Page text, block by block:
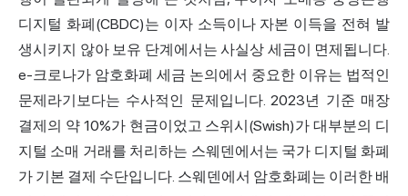
디지털 화폐(CBDC)는 이자 소득이나 자본 이득을 전혀 발
생시키지 않아 보유 단계에서는 사실상 세금이 면제됩니다.
e-크로나가 암호화폐 세금 논의에서 중요한 이유는 법적인
문제라기보다는 수사적인 문제입니다. 2023년 기준 매장
결제의 약 10%가 현금이었고 스위시(Swish)가 대부분의 디
지털 소매 거래를 처리하는 스웨덴에서는 국가 디지털 화폐
가 기본 결제 수단입니다. 스웨덴에서 암호화폐는 이러한 배